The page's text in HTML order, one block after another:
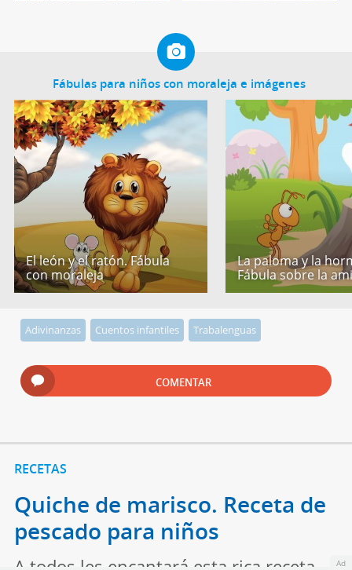
Fábulas para niños con moraleja e imágenes
El león y el ratón. Fábula
con moraleja
La paloma y la
Fábula sobre la
Adivinanzas Cuentos infantiles Trabalenguas
COMENTAR
RECETAS
Quiche de marisco. Receta de
pescado para niños
Ad